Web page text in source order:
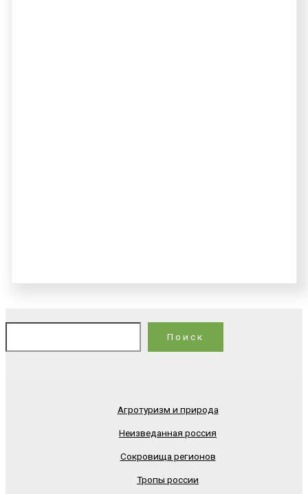
Поиск
Агротуризм и природа
Неизведанная россия
Сокровища регионов
Тропы россии